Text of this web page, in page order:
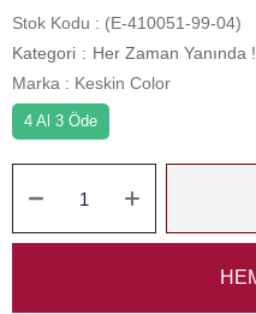
Stok Kodu
(E-410051-99-04)
Kategori : Her Zaman Yanında !
Marka : Keskin Color
4 Al 3 Öde